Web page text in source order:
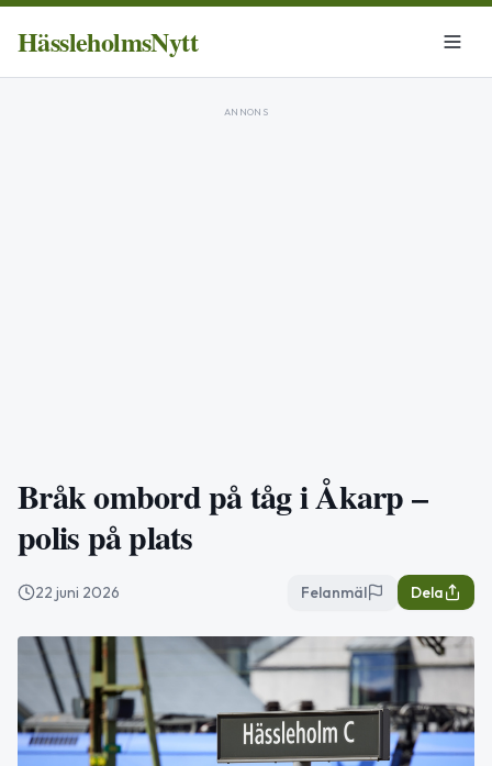
HässleholmsNytt
ANNONS
Bråk ombord på tåg i Åkarp –
polis på plats
22 juni 2026 Felanmäl Dela